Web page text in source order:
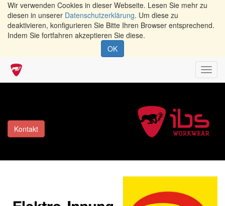
Wir verwenden Cookies in dieser Webseite. Lesen Sie mehr zu
diesen in unserer Datenschutzerklärung. Um diese zu
deaktivieren, konfigurieren Sie Bitte Ihren Browser entsprechend.
Indem Sie fortfahren akzeptieren Sie diese.
OK
Kontakt